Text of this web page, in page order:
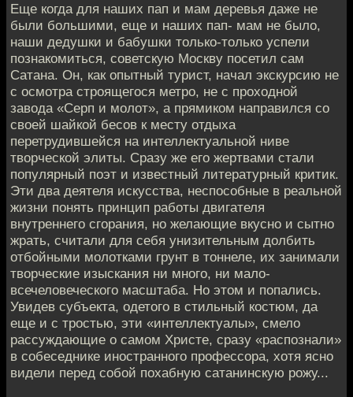
Еще когда для наших пап и мам деревья даже не
были большими, еще и наших пап- мам не было,
наши дедушки и бабушки только-только успели
познакомиться, советскую Москву посетил сам
Сатана. Он, как опытный турист, начал экскурсию не
с осмотра строящегося метро, не с проходной
завода «Серп и молот», а прямиком направился со
своей шайкой бесов к месту отдыха
перетрудившейся на интеллектуальной ниве
творческой элиты. Сразу же его жертвами стали
популярный поэт и известный литературный критик.
Эти два деятеля искусства, неспособные в реальной
жизни понять принцип работы двигателя
внутреннего сгорания, но желающие вкусно и сытно
жрать, считали для себя унизительным долбить
отбойными молотками грунт в тоннеле, их занимали
творческие изыскания ни много, ни мало-
всечеловеческого масштаба. Но этом и попались.
Увидев субъекта, одетого в стильный костюм, да
еще и с тростью, эти «интеллектуалы», смело
рассуждающие о самом Христе, сразу «распознали»
в собеседнике иностранного профессора, хотя ясно
видели перед собой похабную сатанинскую рожу...